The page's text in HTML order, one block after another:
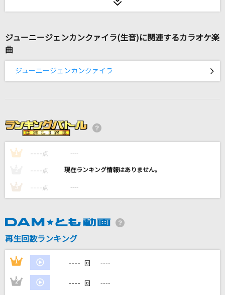
雨とペトラ
[生音]赤い糸(ビデオクリップバージョン)
恋は渾沌の隷也
[生音]TRUE LOVE
藤井フミヤ(藤井郁弥)
Golden [ゴールデン]
ジューニージェンカンクァイラ(生音)に関連するカラオケ楽
曲
ジューニージェンカンクァイラ
1 ---- 点 ----
---- 点 ----
3 ---- 点 ----
再生回数ランキング
1 ---- 回 ----
2 ---- 回 ----